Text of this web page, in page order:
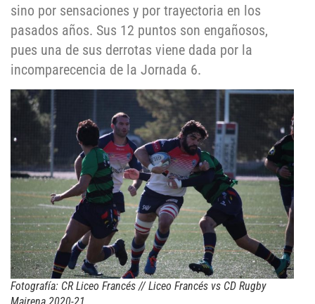
sino por sensaciones y por trayectoria en los
pasados años. Sus 12 puntos son engañosos,
pues una de sus derrotas viene dada por la
incomparecencia de la Jornada 6.
Fotografía: CR Liceo Francés // Liceo Francés vs CD Rugby